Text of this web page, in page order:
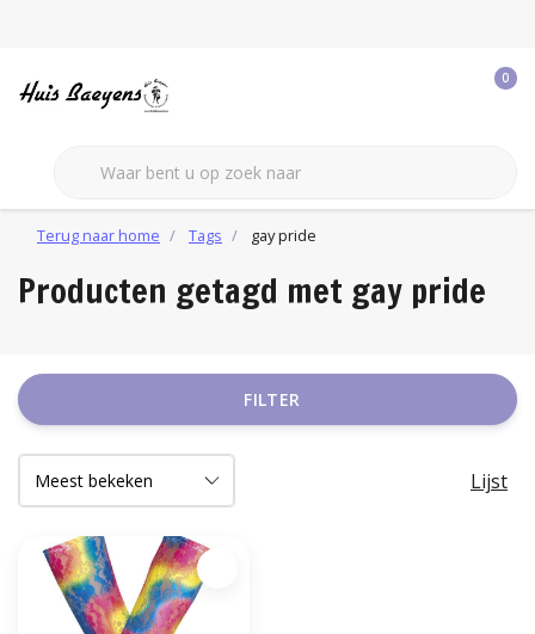
0
Terug naar home Tags gay pride
Producten getagd met gay pride
FILTER
Lijst